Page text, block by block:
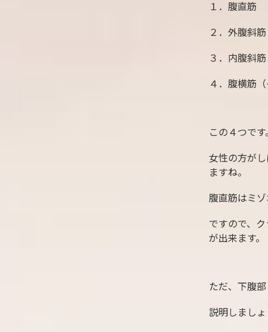
１．腹直筋
２．外腹斜
３．内腹斜
４．腹横筋
この４つです
女性の方が
ますね。
腹直筋はミ
ですので、
が出来ます。
ただ、下腹
説明しまし